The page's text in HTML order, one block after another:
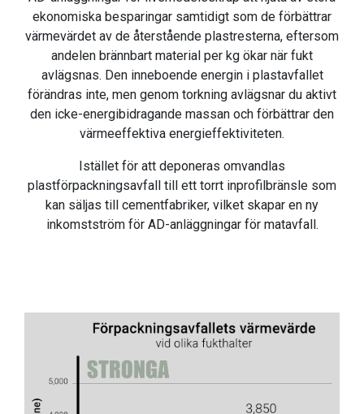
ekonomiska besparingar samtidigt som de förbättrar
värmevärdet av de återstående plastresterna, eftersom
andelen brännbart material per kg ökar när fukt
avlägsnas. Den inneboende energin i plastavfallet
förändras inte, men genom torkning avlägsnar du aktivt
den icke-energibidragande massan och förbättrar den
värmeeffektiva energieffektiviteten.
Istället för att deponeras omvandlas
plastförpackningsavfall till ett torrt inprofilbränsle som
kan säljas till cementfabriker, vilket skapar en ny
inkomstström för AD-anläggningar för matavfall.